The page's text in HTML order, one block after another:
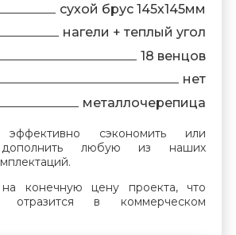
сухой брус 145х145мм
нагели + теплый угол
18 венцов
нет
металлочерепица
сэкономить или
дополнить любую из наших
конечную цену проекта, что
отразится в коммерческом